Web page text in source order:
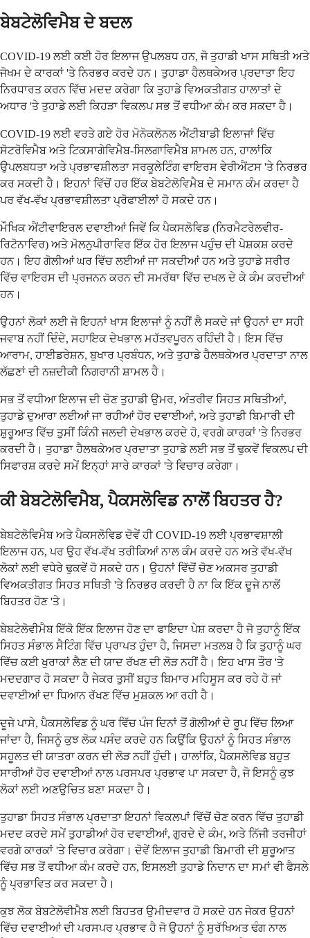
ਬੇਬਟੇਲੋਵਿਮੈਬ ਦੇ ਬਦਲ
COVID-19 ਲਈ ਕਈ ਹੋਰ ਇਲਾਜ ਉਪਲਬਧ ਹਨ, ਜੋ ਤੁਹਾਡੀ ਖਾਸ ਸਥਿਤੀ ਅਤੇ
ਜੋਖਮ ਦੇ ਕਾਰਕਾਂ 'ਤੇ ਨਿਰਭਰ ਕਰਦੇ ਹਨ। ਤੁਹਾਡਾ ਹੈਲਥਕੇਅਰ ਪ੍ਰਦਾਤਾ ਇਹ
ਨਿਰਧਾਰਤ ਕਰਨ ਵਿੱਚ ਮਦਦ ਕਰੇਗਾ ਕਿ ਤੁਹਾਡੇ ਵਿਅਕਤੀਗਤ ਹਾਲਾਤਾਂ ਦੇ
ਅਧਾਰ 'ਤੇ ਤੁਹਾਡੇ ਲਈ ਕਿਹੜਾ ਵਿਕਲਪ ਸਭ ਤੋਂ ਵਧੀਆ ਕੰਮ ਕਰ ਸਕਦਾ ਹੈ।
COVID-19 ਲਈ ਵਰਤੇ ਗਏ ਹੋਰ ਮੋਨੋਕਲੋਨਲ ਐਂਟੀਬਾਡੀ ਇਲਾਜਾਂ ਵਿੱਚ
ਸੋਟਰੋਵਿਮੈਬ ਅਤੇ ਟਿਕਸਾਗੇਵਿਮੈਬ-ਸਿਲਗਾਵਿਮੈਬ ਸ਼ਾਮਲ ਹਨ, ਹਾਲਾਂਕਿ
ਉਪਲਬਧਤਾ ਅਤੇ ਪ੍ਰਭਾਵਸ਼ੀਲਤਾ ਸਰਕੂਲੇਟਿੰਗ ਵਾਇਰਸ ਵੇਰੀਐਂਟਸ 'ਤੇ ਨਿਰਭਰ
ਕਰ ਸਕਦੀ ਹੈ। ਇਹਨਾਂ ਵਿੱਚੋਂ ਹਰ ਇੱਕ ਬੇਬਟੇਲੋਵਿਮੈਬ ਦੇ ਸਮਾਨ ਕੰਮ ਕਰਦਾ ਹੈ
ਪਰ ਵੱਖ-ਵੱਖ ਪ੍ਰਭਾਵਸ਼ੀਲਤਾ ਪ੍ਰੋਫਾਈਲਾਂ ਹੋ ਸਕਦੇ ਹਨ।
ਮੌਖਿਕ ਐਂਟੀਵਾਇਰਲ ਦਵਾਈਆਂ ਜਿਵੇਂ ਕਿ ਪੈਕਸਲੋਵਿਡ (ਨਿਰਮੈਟਰੇਲਵੀਰ-
ਰਿਟੋਨਾਵਿਰ) ਅਤੇ ਮੋਲਨੁਪੀਰਾਵਿਰ ਇੱਕ ਹੋਰ ਇਲਾਜ ਪਹੁੰਚ ਦੀ ਪੇਸ਼ਕਸ਼ ਕਰਦੇ
ਹਨ। ਇਹ ਗੋਲੀਆਂ ਘਰ ਵਿੱਚ ਲਈਆਂ ਜਾ ਸਕਦੀਆਂ ਹਨ ਅਤੇ ਤੁਹਾਡੇ ਸਰੀਰ
ਵਿੱਚ ਵਾਇਰਸ ਦੀ ਪ੍ਰਜਨਨ ਕਰਨ ਦੀ ਸਮਰੱਥਾ ਵਿੱਚ ਦਖਲ ਦੇ ਕੇ ਕੰਮ ਕਰਦੀਆਂ
ਹਨ।
ਉਹਨਾਂ ਲੋਕਾਂ ਲਈ ਜੋ ਇਹਨਾਂ ਖਾਸ ਇਲਾਜਾਂ ਨੂੰ ਨਹੀਂ ਲੈ ਸਕਦੇ ਜਾਂ ਉਹਨਾਂ ਦਾ ਸਹੀ
ਜਵਾਬ ਨਹੀਂ ਦਿੰਦੇ, ਸਹਾਇਕ ਦੇਖਭਾਲ ਮਹੱਤਵਪੂਰਨ ਰਹਿੰਦੀ ਹੈ। ਇਸ ਵਿੱਚ
ਆਰਾਮ, ਹਾਈਡਰੇਸ਼ਨ, ਬੁਖਾਰ ਪ੍ਰਬੰਧਨ, ਅਤੇ ਤੁਹਾਡੇ ਹੈਲਥਕੇਅਰ ਪ੍ਰਦਾਤਾ ਨਾਲ
ਲੱਛਣਾਂ ਦੀ ਨਜ਼ਦੀਕੀ ਨਿਗਰਾਨੀ ਸ਼ਾਮਲ ਹੈ।
ਸਭ ਤੋਂ ਵਧੀਆ ਇਲਾਜ ਦੀ ਚੋਣ ਤੁਹਾਡੀ ਉਮਰ, ਅੰਤਰੀਵ ਸਿਹਤ ਸਥਿਤੀਆਂ,
ਤੁਹਾਡੇ ਦੁਆਰਾ ਲਈਆਂ ਜਾ ਰਹੀਆਂ ਹੋਰ ਦਵਾਈਆਂ, ਅਤੇ ਤੁਹਾਡੀ ਬਿਮਾਰੀ ਦੀ
ਸ਼ੁਰੂਆਤ ਵਿੱਚ ਤੁਸੀਂ ਕਿੰਨੀ ਜਲਦੀ ਦੇਖਭਾਲ ਕਰਦੇ ਹੋ, ਵਰਗੇ ਕਾਰਕਾਂ 'ਤੇ ਨਿਰਭਰ
ਕਰਦੀ ਹੈ। ਤੁਹਾਡਾ ਹੈਲਥਕੇਅਰ ਪ੍ਰਦਾਤਾ ਤੁਹਾਡੇ ਲਈ ਸਭ ਤੋਂ ਢੁਕਵੇਂ ਵਿਕਲਪ ਦੀ
ਸਿਫਾਰਸ਼ ਕਰਦੇ ਸਮੇਂ ਇਨ੍ਹਾਂ ਸਾਰੇ ਕਾਰਕਾਂ 'ਤੇ ਵਿਚਾਰ ਕਰੇਗਾ।
ਕੀ ਬੇਬਟੇਲੋਵਿਮੈਬ, ਪੈਕਸਲੋਵਿਡ ਨਾਲੋਂ ਬਿਹਤਰ ਹੈ?
ਬੇਬਟੇਲੋਵਿਮੈਬ ਅਤੇ ਪੈਕਸਲੋਵਿਡ ਦੋਵੇਂ ਹੀ COVID-19 ਲਈ ਪ੍ਰਭਾਵਸ਼ਾਲੀ
ਇਲਾਜ ਹਨ, ਪਰ ਉਹ ਵੱਖ-ਵੱਖ ਤਰੀਕਿਆਂ ਨਾਲ ਕੰਮ ਕਰਦੇ ਹਨ ਅਤੇ ਵੱਖ-ਵੱਖ
ਲੋਕਾਂ ਲਈ ਵਧੇਰੇ ਢੁਕਵੇਂ ਹੋ ਸਕਦੇ ਹਨ। ਉਹਨਾਂ ਵਿੱਚੋਂ ਚੋਣ ਅਕਸਰ ਤੁਹਾਡੀ
ਵਿਅਕਤੀਗਤ ਸਿਹਤ ਸਥਿਤੀ 'ਤੇ ਨਿਰਭਰ ਕਰਦੀ ਹੈ ਨਾ ਕਿ ਇੱਕ ਦੂਜੇ ਨਾਲੋਂ
ਬਿਹਤਰ ਹੋਣ 'ਤੇ।
ਬੇਬਟੇਲੋਵੀਮੈਬ ਇੱਕੋ ਇੱਕ ਇਲਾਜ ਹੋਣ ਦਾ ਫਾਇਦਾ ਪੇਸ਼ ਕਰਦਾ ਹੈ ਜੋ ਤੁਹਾਨੂੰ ਇੱਕ
ਸਿਹਤ ਸੰਭਾਲ ਸੈਟਿੰਗ ਵਿੱਚ ਪ੍ਰਾਪਤ ਹੁੰਦਾ ਹੈ, ਜਿਸਦਾ ਮਤਲਬ ਹੈ ਕਿ ਤੁਹਾਨੂੰ ਘਰ
ਵਿੱਚ ਕਈ ਖੁਰਾਕਾਂ ਲੈਣ ਦੀ ਯਾਦ ਰੱਖਣ ਦੀ ਲੋੜ ਨਹੀਂ ਹੈ। ਇਹ ਖਾਸ ਤੌਰ 'ਤੇ
ਮਦਦਗਾਰ ਹੋ ਸਕਦਾ ਹੈ ਜੇਕਰ ਤੁਸੀਂ ਬਹੁਤ ਬਿਮਾਰ ਮਹਿਸੂਸ ਕਰ ਰਹੇ ਹੋ ਜਾਂ
ਦਵਾਈਆਂ ਦਾ ਧਿਆਨ ਰੱਖਣ ਵਿੱਚ ਮੁਸ਼ਕਲ ਆ ਰਹੀ ਹੈ।
ਦੂਜੇ ਪਾਸੇ, ਪੈਕਸਲੋਵਿਡ ਨੂੰ ਘਰ ਵਿੱਚ ਪੰਜ ਦਿਨਾਂ ਤੋਂ ਗੋਲੀਆਂ ਦੇ ਰੂਪ ਵਿੱਚ ਲਿਆ
ਜਾਂਦਾ ਹੈ, ਜਿਸਨੂੰ ਕੁਝ ਲੋਕ ਪਸੰਦ ਕਰਦੇ ਹਨ ਕਿਉਂਕਿ ਉਹਨਾਂ ਨੂੰ ਸਿਹਤ ਸੰਭਾਲ
ਸਹੂਲਤ ਦੀ ਯਾਤਰਾ ਕਰਨ ਦੀ ਲੋੜ ਨਹੀਂ ਹੁੰਦੀ। ਹਾਲਾਂਕਿ, ਪੈਕਸਲੋਵਿਡ ਬਹੁਤ
ਸਾਰੀਆਂ ਹੋਰ ਦਵਾਈਆਂ ਨਾਲ ਪਰਸਪਰ ਪ੍ਰਭਾਵ ਪਾ ਸਕਦਾ ਹੈ, ਜੋ ਇਸਨੂੰ ਕੁਝ
ਲੋਕਾਂ ਲਈ ਅਣਉਚਿਤ ਬਣਾ ਸਕਦਾ ਹੈ।
ਤੁਹਾਡਾ ਸਿਹਤ ਸੰਭਾਲ ਪ੍ਰਦਾਤਾ ਇਹਨਾਂ ਵਿਕਲਪਾਂ ਵਿੱਚੋਂ ਚੋਣ ਕਰਨ ਵਿੱਚ ਤੁਹਾਡੀ
ਮਦਦ ਕਰਦੇ ਸਮੇਂ ਤੁਹਾਡੀਆਂ ਹੋਰ ਦਵਾਈਆਂ, ਗੁਰਦੇ ਦੇ ਕੰਮ, ਅਤੇ ਨਿੱਜੀ ਤਰਜੀਹਾਂ
ਵਰਗੇ ਕਾਰਕਾਂ 'ਤੇ ਵਿਚਾਰ ਕਰੇਗਾ। ਦੋਵੇਂ ਇਲਾਜ ਤੁਹਾਡੀ ਬਿਮਾਰੀ ਦੀ ਸ਼ੁਰੂਆਤ
ਵਿੱਚ ਸਭ ਤੋਂ ਵਧੀਆ ਕੰਮ ਕਰਦੇ ਹਨ, ਇਸਲਈ ਤੁਹਾਡੇ ਨਿਦਾਨ ਦਾ ਸਮਾਂ ਵੀ ਫੈਸਲੇ
ਨੂੰ ਪ੍ਰਭਾਵਿਤ ਕਰ ਸਕਦਾ ਹੈ।
ਕੁਝ ਲੋਕ ਬੇਬਟੇਲੋਵੀਮੈਬ ਲਈ ਬਿਹਤਰ ਉਮੀਦਵਾਰ ਹੋ ਸਕਦੇ ਹਨ ਜੇਕਰ ਉਹਨਾਂ
ਵਿੱਚ ਦਵਾਈਆਂ ਦੀ ਪਰਸਪਰ ਪ੍ਰਭਾਵ ਹੈ ਜੋ ਉਹਨਾਂ ਨੂੰ ਸੁਰੱਖਿਅਤ ਢੰਗ ਨਾਲ